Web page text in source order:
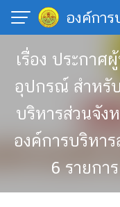
Skip
content
องค์การ
เรื่อง ประกาศ
อุปกรณ์ สำหรั
บริหารส่วนจัง
องค์การบริหา
6 รายกา